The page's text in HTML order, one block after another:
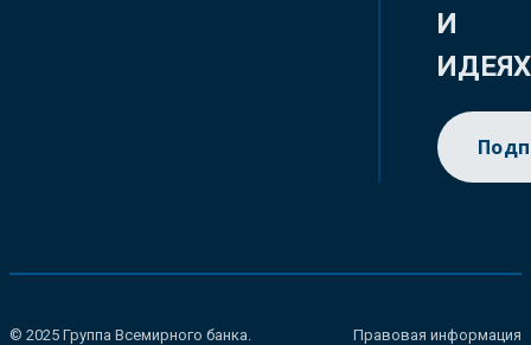
И
ИДЕЯХ
© 2025 Группа Всемирного банка.
Правовая информация